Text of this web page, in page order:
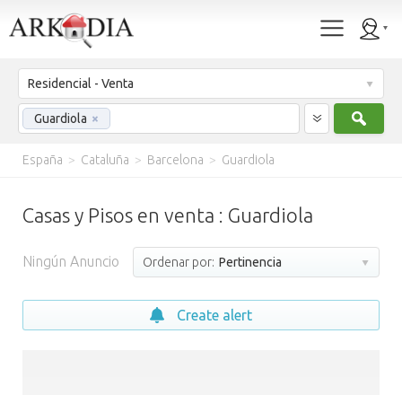
Residencial - Venta
Guardiola ×
España > Cataluña > Barcelona > Guardiola
Casas y Pisos en venta : Guardiola
Ningún Anuncio Ordenar por: Pertinencia
Create alert